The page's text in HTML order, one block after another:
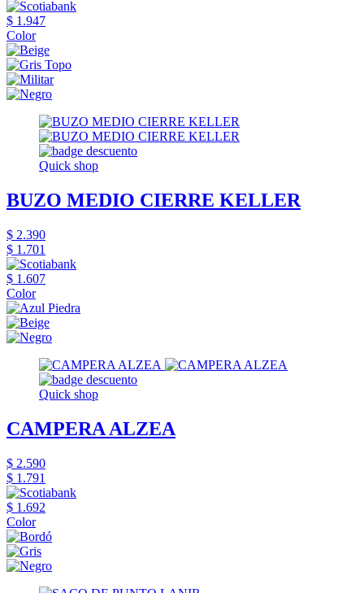
$ 1.947
Color
Quick shop
BUZO MEDIO CIERRE KELLER
$ 2.390
$ 1.701
$ 1.607
Color
Quick shop
CAMPERA ALZEA
$ 2.590
$ 1.791
$ 1.692
Color